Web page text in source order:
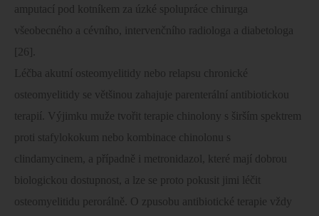
amputací pod kotníkem za úzké spolupráce chirurga
všeobecného a cévního, intervenčního radiologa a diabetologa
[26].
Léčba akutní osteomyelitidy nebo relapsu chronické
osteomyelitidy se většinou zahajuje parenterální antibiotickou
terapií. Výjimku muže tvořit terapie chinolony s širším spektrem
proti stafylokokum nebo kombinace chinolonu s
clindamycinem, a případně i metronidazol, které mají dobrou
biologickou dostupnost, a lze se proto pokusit jimi léčit
osteomyelitidu perorálně. O zpusobu antibiotické terapie vždy